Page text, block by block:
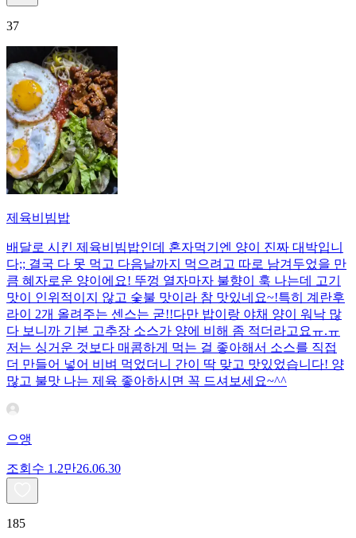
37
제육비빔밥
배달로 시킨 제육비빔밥인데 혼자먹기엔 양이 진짜 대박입니
다;; 결국 다 못 먹고 다음날까지 먹으려고 따로 남겨두었을 만
큼 혜자로운 양이에요! 뚜껑 열자마자 불향이 훅 나는데 고기
맛이 인위적이지 않고 숯불 맛이라 참 맛있네요~!특히 계란후
라이 2개 올려주는 센스는 굳!! ​다만 밥이랑 야채 양이 워낙 많
다 보니까 기본 고추장 소스가 양에 비해 좀 적더라고요ㅠ.ㅠ
저는 싱거운 것보다 매콤하게 먹는 걸 좋아해서 소스를 직접
더 만들어 넣어 비벼 먹었더니 간이 딱 맞고 맛있었습니다! 양
많고 불맛 나는 제육 좋아하시면 꼭 드셔보세요~^^
으앵
조회수 1.2만26.06.30
185